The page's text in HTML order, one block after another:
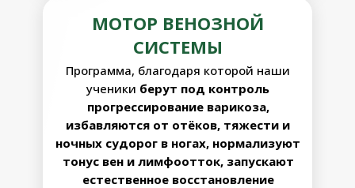
МОТОР ВЕНОЗНОЙ
СИСТЕМЫ
Программа, благодаря которой наши
ученики берут под контроль
прогрессирование варикоза,
избавляются от отёков, тяжести и
ночных судорог в ногах, нормализуют
тонус вен и лимфоотток, запускают
естественное восстановление